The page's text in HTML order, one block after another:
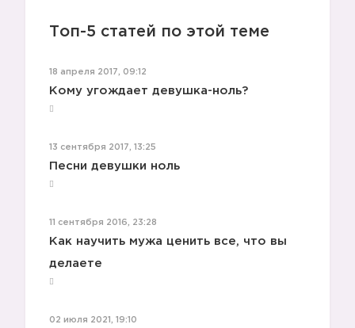
Топ-5 статей по этой теме
18 апреля 2017, 09:12
Кому угождает девушка-ноль?
13 сентября 2017, 13:25
Песни девушки ноль
11 сентября 2016, 23:28
Как научить мужа ценить все, что вы
делаете
02 июля 2021, 19:10